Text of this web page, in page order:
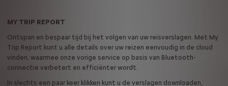
MY TRIP REPORT
Ontspan en bespaar tijd bij het volgen van uw reisverslagen. Met My
Trip Report kunt u alle details over uw reizen eenvoudig in de cloud
vinden, waarmee onze vorige service op basis van Bluetooth-
connectie verbetert en efficiënter wordt.
In slechts een paar keer klikken kunt u de verslagen downloaden,